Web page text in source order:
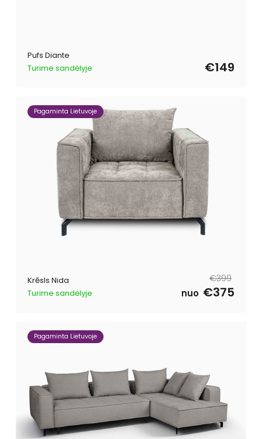
Pufs Diante
Turime sandėlyje
€149
Pagaminta Lietuvoje
Krēsls Nida
Turime sandėlyje
Parastā
cena
€399
Pārdošanas
cena
nuo €375
Pagaminta Lietuvoje